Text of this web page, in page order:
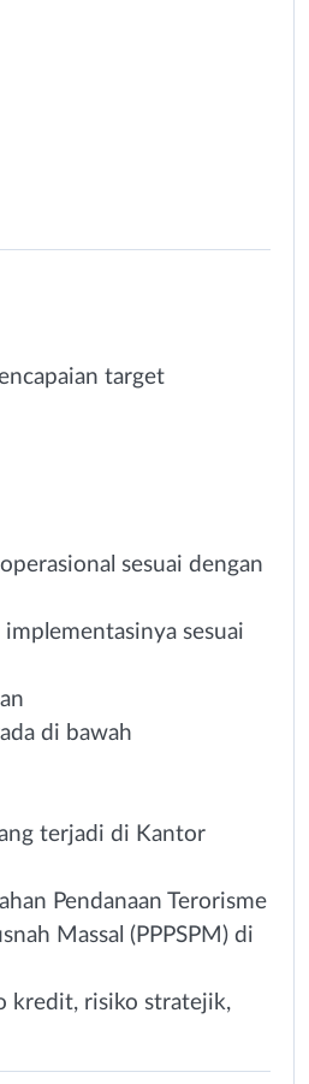
target
sesuai dengan
sesuai
di bawah
terjadi di Kantor
Pendanaan Terorisme
Massal (PPPSPM) di
kredit, risiko stratejik,